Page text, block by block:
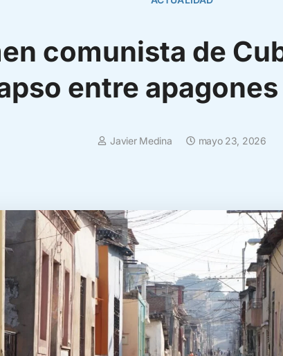
comunista de
entre
Javier Medina mayo 23, 2026